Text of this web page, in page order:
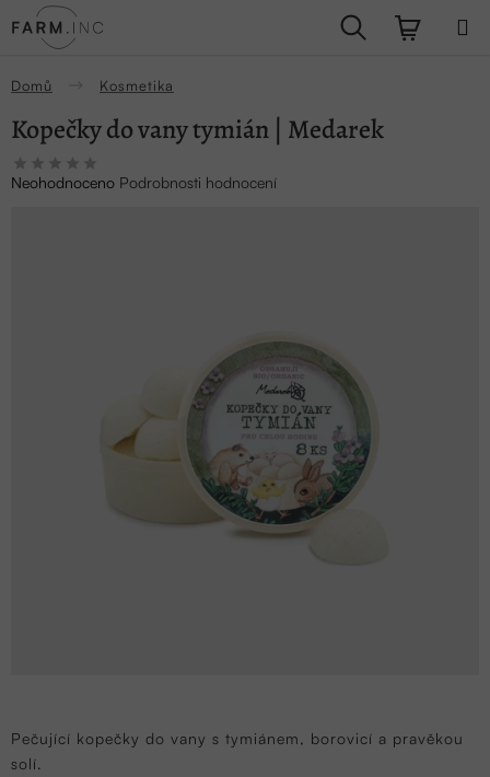
na
Hledat
Domů Kosmetika
Pečující kopečky do vany s tymiánem, borovicí a pravěkou
solí.
Kopečky do vany tymián | Medarek
Průměrné
hodnocení
Neohodnoceno Podrobnosti hodnocení